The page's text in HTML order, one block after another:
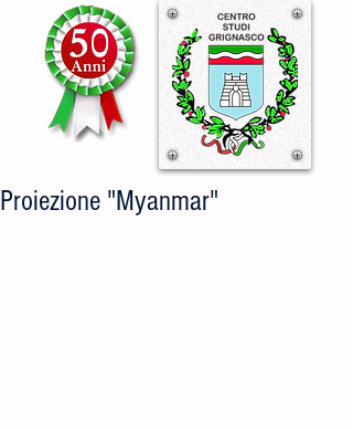
Proiezione "Myanmar"